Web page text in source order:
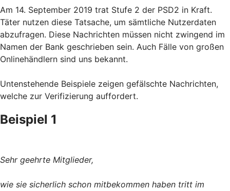
Am 14. September 2019 trat Stufe 2 der PSD2 in Kraft.
Täter nutzen diese Tatsache, um sämtliche Nutzerdaten
abzufragen. Diese Nachrichten müssen nicht zwingend im
Namen der Bank geschrieben sein. Auch Fälle von großen
Onlinehändlern sind uns bekannt.
Untenstehende Beispiele zeigen gefälschte Nachrichten,
welche zur Verifizierung auffordert.
Beispiel 1
Sehr geehrte Mitglieder,
wie sie sicherlich schon mitbekommen haben tritt im